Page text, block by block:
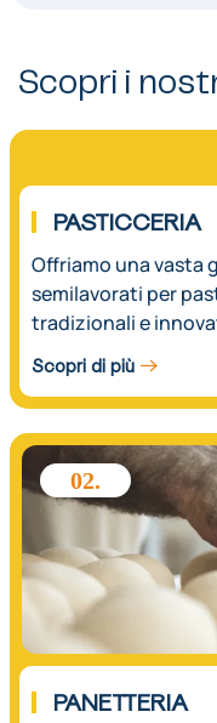
Scopri i
PASTICCERIA
Offriamo una vasta
semilavorati per
tradizionali e
Scopri di più
02.
PANETTERIA